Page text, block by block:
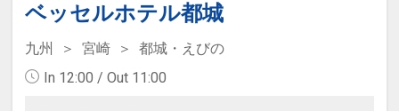
ベッセルホテル都城
九州 宮崎
都城・えびの
In 12:00 / Out 11:00